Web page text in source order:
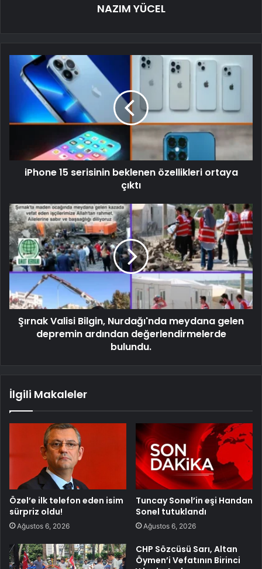
NAZIM YÜCEL
iPhone 15 serisinin beklenen özellikleri ortaya
çıktı
Şırnak Valisi Bilgin, Nurdağı'nda meydana gelen
depremin ardından değerlendirmelerde
bulundu.
İlgili Makaleler
Özel’e ilk telefon eden isim
sürpriz oldu!
Ağustos 6, 2026
Tuncay Sonel’in eşi Handan
Sonel tutuklandı
Ağustos 6, 2026
CHP Sözcüsü Sarı, Altan
Öymen’i Vefatının Birinci